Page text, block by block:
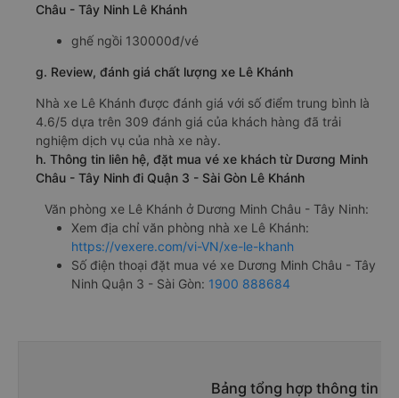
Châu - Tây Ninh Lê Khánh
ghế ngồi 130000đ/vé
g. Review, đánh giá chất lượng xe Lê Khánh
Nhà xe Lê Khánh được đánh giá với số điểm trung bình là
4.6/5 dựa trên 309 đánh giá của khách hàng đã trải
nghiệm dịch vụ của nhà xe này.
h. Thông tin liên hệ, đặt mua vé xe khách từ Dương Minh
Châu - Tây Ninh đi Quận 3 - Sài Gòn Lê Khánh
Văn phòng xe Lê Khánh ở Dương Minh Châu - Tây Ninh:
Xem địa chỉ văn phòng nhà xe Lê Khánh:
https://vexere.com/vi-VN/xe-le-khanh
Số điện thoại đặt mua vé xe Dương Minh Châu - Tây
Ninh Quận 3 - Sài Gòn: 1900 888684
Bảng tổng hợp thông tin